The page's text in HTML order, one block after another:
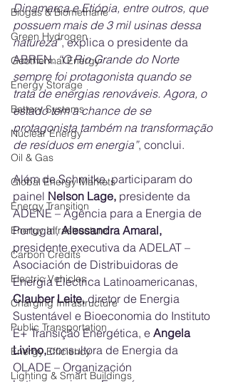
Biogas & Biomethane
Green Hydrogen
Geothermal Energy
Energy Storage
Battery Systems
Nuclear Energy
Oil & Gas
Global Energy Markets
Energy Transition
Energy Infrastructure
Carbon Credits
Electric Vehicles
Charging Infrastructure
Public Transportation
Energy Efficiency
Lighting & Smart Buildings
Dinamarca e Etiópia, entre outros, que
possuem mais de 3 mil usinas dessa
natureza”, explica o presidente da
ABREN. “O Rio Grande do Norte
sempre foi protagonista quando se
trata de energias renováveis. Agora, o
estado tem a chance de se
protagonista também na transformação
de resíduos em energia”, conclui.
Além de Schmitke, participaram do
painel Nelson Lage, presidente da
ADENE – Agência para a Energia de
Portugal, Alessandra Amaral,
presidente executiva da ADELAT –
Asociación de Distribuidoras de
Energía Eléctrica Latinoamericanas,
Clauber Leite, diretor de Energia
Sustentável e Bioeconomia do Instituto
E+ Transição Energética, e Angela
Livino, consultora de Energia da
OLADE – Organización